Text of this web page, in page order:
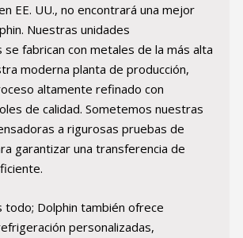
EE. UU., no encontrará una mejor
Nuestras unidades
se fabrican con metales de la más alta
moderna planta de producción,
altamente refinado con
de calidad. Sometemos nuestras
a rigurosas pruebas de
garantizar una transferencia de
todo; Dolphin también ofrece
personalizadas,